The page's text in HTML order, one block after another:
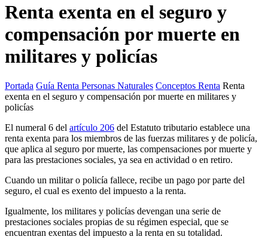
Renta exenta en el seguro y
compensación por muerte en
militares y policías
Portada Guía Renta Personas Naturales Conceptos Renta Renta
exenta en el seguro y compensación por muerte en militares y
policías
El numeral 6 del artículo 206 del Estatuto tributario establece una
renta exenta para los miembros de las fuerzas militares y de policía,
que aplica al seguro por muerte, las compensaciones por muerte y
para las prestaciones sociales, ya sea en actividad o en retiro.
Cuando un militar o policía fallece, recibe un pago por parte del
seguro, el cual es exento del impuesto a la renta.
Igualmente, los militares y policías devengan una serie de
prestaciones sociales propias de su régimen especial, que se
encuentran exentas del impuesto a la renta en su totalidad.